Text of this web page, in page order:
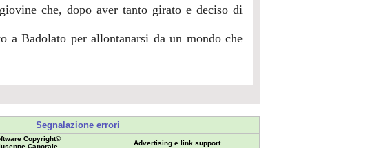
che, dopo aver tanto girato e deciso di
a Badolato per allontanarsi da un mondo che
Segnalazione errori
Copyright©
Caporale
Advertising e link support